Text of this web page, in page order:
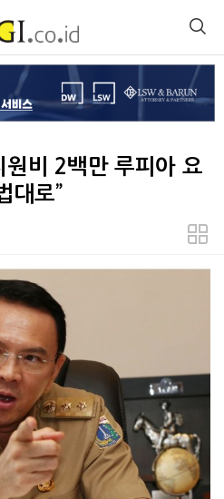
원비 2백만 루피아 요
대로”